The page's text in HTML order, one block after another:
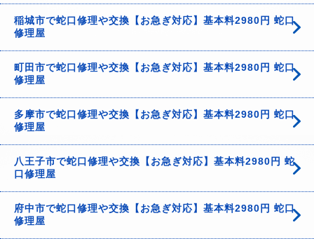
稲城市で蛇口修理や交換【お急ぎ対応】基本料2980円 蛇口
修理屋
町田市で蛇口修理や交換【お急ぎ対応】基本料2980円 蛇口
修理屋
多摩市で蛇口修理や交換【お急ぎ対応】基本料2980円 蛇口
修理屋
八王子市で蛇口修理や交換【お急ぎ対応】基本料2980円 蛇
口修理屋
府中市で蛇口修理や交換【お急ぎ対応】基本料2980円 蛇口
修理屋